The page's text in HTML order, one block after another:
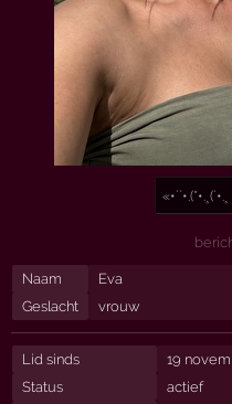
«•´`•.(*•.¸(`•.¸
Naam
Eva
Geslacht
vrouw
Lid sinds
19
Status
actief